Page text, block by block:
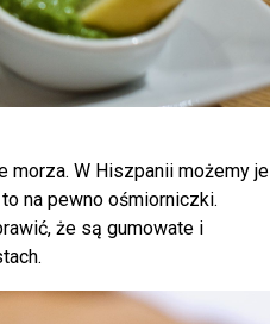
morza. W Hiszpanii możemy je
na pewno ośmiorniczki.
że są gumowate i